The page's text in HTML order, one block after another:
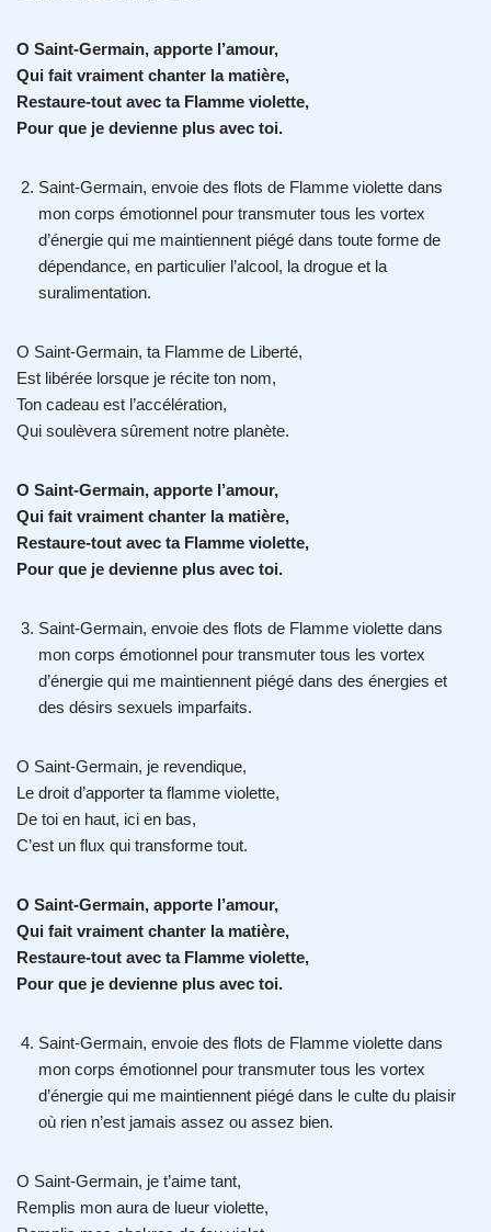
O Saint-Germain, apporte l’amour,
Qui fait vraiment chanter la matière,
Restaure-tout avec ta Flamme violette,
Pour que je devienne plus avec toi.
Saint-Germain, envoie des flots de Flamme violette dans
mon corps émotionnel pour transmuter tous les vortex
d’énergie qui me maintiennent piégé dans toute forme de
dépendance, en particulier l’alcool, la drogue et la
suralimentation.
O Saint-Germain, ta Flamme de Liberté,
Est libérée lorsque je récite ton nom,
Ton cadeau est l’accélération,
Qui soulèvera sûrement notre planète.
O Saint-Germain, apporte l’amour,
Qui fait vraiment chanter la matière,
Restaure-tout avec ta Flamme violette,
Pour que je devienne plus avec toi.
Saint-Germain, envoie des flots de Flamme violette dans
mon corps émotionnel pour transmuter tous les vortex
d’énergie qui me maintiennent piégé dans des énergies et
des désirs sexuels imparfaits.
O Saint-Germain, je revendique,
Le droit d’apporter ta flamme violette,
De toi en haut, ici en bas,
C’est un flux qui transforme tout.
O Saint-Germain, apporte l’amour,
Qui fait vraiment chanter la matière,
Restaure-tout avec ta Flamme violette,
Pour que je devienne plus avec toi.
Saint-Germain, envoie des flots de Flamme violette dans
mon corps émotionnel pour transmuter tous les vortex
d’énergie qui me maintiennent piégé dans le culte du plaisir
où rien n’est jamais assez ou assez bien.
O Saint-Germain, je t’aime tant,
Remplis mon aura de lueur violette,